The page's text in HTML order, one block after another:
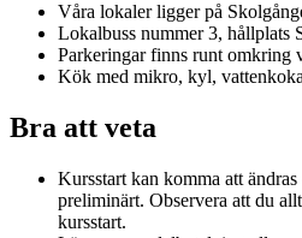
Våra lokaler ligger på
Lokalbuss nummer 3, hållplats
Parkeringar finns runt omkring
Kök med mikro, kyl,
Bra att veta
Kursstart kan komma att
preliminärt. Observera att du
kursstart.